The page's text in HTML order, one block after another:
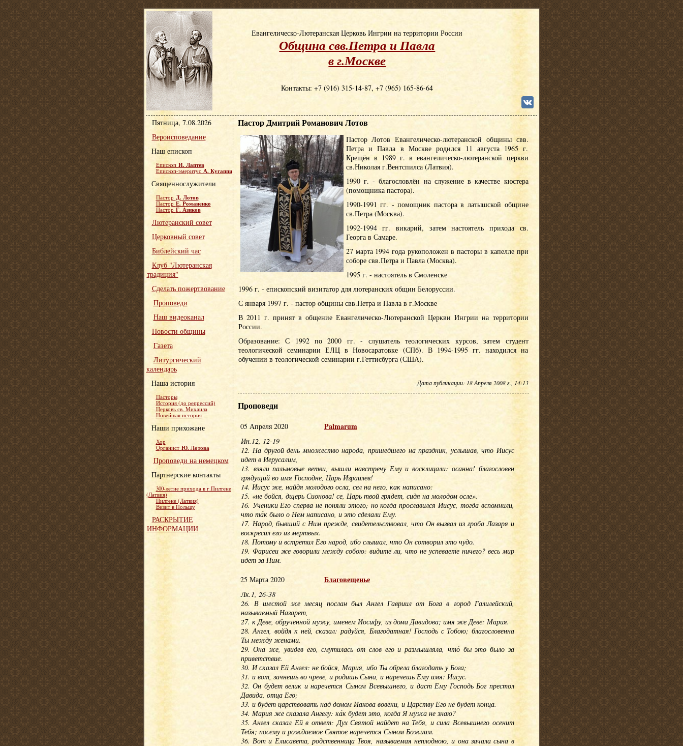
Евангелическо-Лютеранская Церковь Ингрии на территории России
Община свв.Петра и Павла
в г.Москве
Контакты: +7 (916) 315-14-87, +7 (965) 165-86-64
Пастор Дмитрий Романович Лотов
Пастор Лотов Евангелическо-лютеранской общины свв.
Петра и Павла в Москве родился 11 августа 1965 г.
Крещён в 1989 г. в евангелическо-лютеранской церкви
св.Николая г.Вентспилса (Латвия).
1990 г. - благословлён на служение в качестве кюстера
(помощника пастора).
1990-1991 гг. - помощник пастора в латышской общине
св.Петра (Москва).
1992-1994 гг. викарий, затем настоятель прихода св.
Георга в Самаре.
27 марта 1994 года рукоположен в пасторы в капелле при
соборе свв.Петра и Павла (Москва).
1995 г. - настоятель в Смоленске
1996 г. - епископский визитатор для лютеранских общин Белоруссии.
С января 1997 г. - пастор общины свв.Петра и Павла в г.Москве
В 2011 г. принят в общение Евангелическо-Лютеранской Церкви Ингрии на территории
России.
Образование: С 1992 по 2000 гг. - слушатель теологических курсов, затем студент
теологической семинарии ЕЛЦ в Новосаратовке (СПб). В 1994-1995 гг. находился на
обучении в теологической семинарии г.Геттисбурга (США).
Дата публикации: 18 Апреля 2008 г., 14:13
Проповеди
05 Апреля 2020 Palmarum
Ин.12, 12-19
12. На другой день множество народа, пришедшего на праздник, услышав, что Иисус
идет в Иерусалим,
13. взяли пальмовые ветви, вышли навстречу Ему и восклицали: осанна! благословен
грядущий во имя Господне, Царь Израилев!
14. Иисус же, найдя молодого осла, сел на него, как написано:
15. «не бойся, дщерь Сионова! се, Царь твой грядет, сидя на молодом осле».
16. Ученики Его сперва не поняли этого; но когда прославился Иисус, тогда вспомнили,
что та́к было о Нем написано, и это сделали Ему.
17. Народ, бывший с Ним прежде, свидетельствовал, что Он вызвал из гроба Лазаря и
воскресил его из мертвых.
18. Потому и встретил Его народ, ибо слышал, что Он сотворил это чудо.
19. Фарисеи же говорили между собою: видите ли, что не успеваете ничего? весь мир
идет за Ним.
25 Марта 2020
Благовещенье
Лк.1, 26-38
26. В шестой же месяц послан был Ангел Гавриил от Бога в город Галилейский,
называемый Назарет,
27. к Деве, обрученной мужу, именем Иосифу, из дома Давидова; имя же Деве: Мария.
28. Ангел, войдя к ней, сказал: радуйся, Благодатная! Господь с Тобою; благословенна
Ты между женами.
29. Она же, увидев его, смутилась от слов его и размышляла, что́ бы это было за
приветствие.
30. И сказал Ей Ангел: не бойся, Мария, ибо Ты обрела благодать у Бога;
31. и вот, зачнешь во чреве, и родишь Сына, и наречешь Ему имя: Иисус.
32. Он будет велик и наречется Сыном Всевышнего, и даст Ему Господь Бог престол
Давида, отца Его;
33. и будет царствовать над домом Иакова вовеки, и Царству Его не будет конца.
34. Мария же сказала Ангелу: ка́к будет это, когда Я мужа не знаю?
35. Ангел сказал Ей в ответ: Дух Святой найдет на Тебя, и сила Всевышнего осенит
Тебя; посему и рождаемое Святое наречется Сыном Божиим.
36. Вот и Елисавета, родственница Твоя, называемая неплодною, и она зачала сына в
Пятница, 7.08.2026
Вероисповедание
Наш епископ
Епископ И. Лаптев
Епископ-эмеритус А. Кугаппи
Священнослужители
Пастор Д. Лотов
Пастор Е. Романенко
Пастор Г. Азиков
Лютеранский совет
Церковный совет
Библейский час
Клуб "Лютеранская
традиция"
Сделать пожертвование
Проповеди
Наш видеоканал
Новости общины
Газета
Литургический
календарь
Наша история
Пасторы
История (до репрессий)
Церковь св. Михаила
Новейшая история
Наши прихожане
Хор
Органист Ю. Лотова
Проповеди на немецком
Партнерские контакты
300-летие прихода в г.Пилтене
(Латвия)
Пилтене (Латвия)
Визит в Польшу
РАСКРЫТИЕ
ИНФОРМАЦИИ